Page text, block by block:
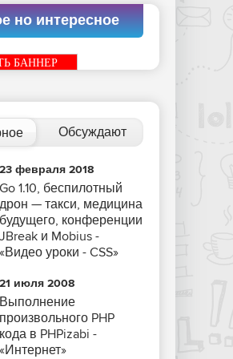
но интересное
БАННЕР
Обсуждают
23 февраля 2018
Go 1.10, беспилотный
дрон — такси, медицина
будущего, конференции
JBreak и Mobius -
«Видео уроки - CSS»
21 июля 2008
Выполнение
произвольного PHP
кода в PHPizabi -
«Интернет»